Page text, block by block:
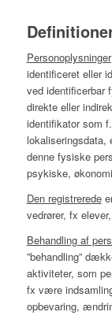
Personoplysninger
identificeret eller
ved identificerbar
direkte eller
identifikator som
lokaliseringsdata,
denne fysiske
psykiske,
Den registrerede
vedrører, fx
Behandling af
”behandling”
aktiviteter, som
fx være
opbevaring,